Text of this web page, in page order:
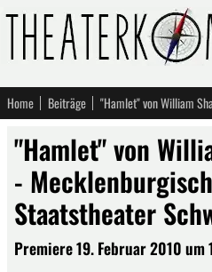
Home Beiträge
"Hamlet" von
-
Staatstheater
Premiere 19. Februar 2010 um